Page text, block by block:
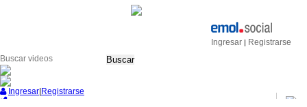
Ingresar | Registrarse
Buscar
Ingresar Registrarse